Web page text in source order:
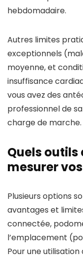
hebdomadaire.
Autres limites
exceptionnels
moyenne, et
insuffisance
vous avez des
professionnel de
charge de marche.
Quels
mesurer
Plusieurs options
avantages et
connectée,
l’emplacement
Pour une utilisation